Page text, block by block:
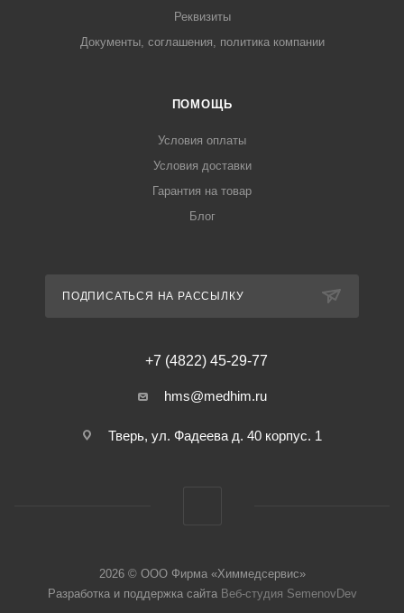
Реквизиты
Документы, соглашения, политика компании
ПОМОЩЬ
Условия оплаты
Условия доставки
Гарантия на товар
Блог
ПОДПИСАТЬСЯ НА РАССЫЛКУ
+7 (4822) 45-29-77
hms@medhim.ru
Тверь, ул. Фадеева д. 40 корпус. 1
2026 © ООО Фирма «Химмедсервис»
Разработка и поддержка сайта Веб-студия SemenovDev